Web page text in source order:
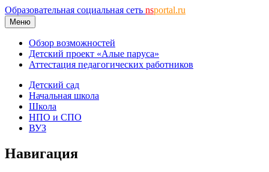
Образовательная социальная сеть nsportal.ru
Меню
Обзор возможностей
Детский проект «Алые паруса»
Аттестация педагогических работников
Детский сад
Начальная школа
Школа
НПО и СПО
ВУЗ
Навигация